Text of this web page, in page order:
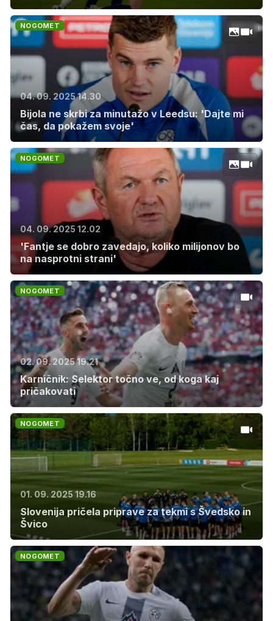
NOGOMET
04. 09. 2025 14.30
Bijola ne skrbi za minutažo v Leedsu: 'Dajte mi
čas, da pokažem svoje'
NOGOMET
04. 09. 2025 12.02
'Fantje se dobro zavedajo, koliko milijonov bo
na nasprotni strani'
NOGOMET
02. 09. 2025 19.21
Karničnik: Selektor točno ve, od koga kaj
pričakovati
NOGOMET
01. 09. 2025 19.16
Slovenija pričela priprave za tekmi s Švedsko in
Švico
NOGOMET